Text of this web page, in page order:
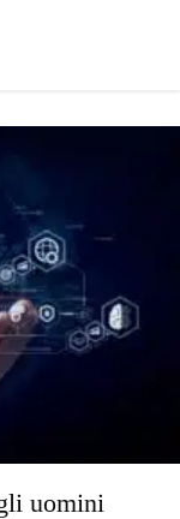
uomini